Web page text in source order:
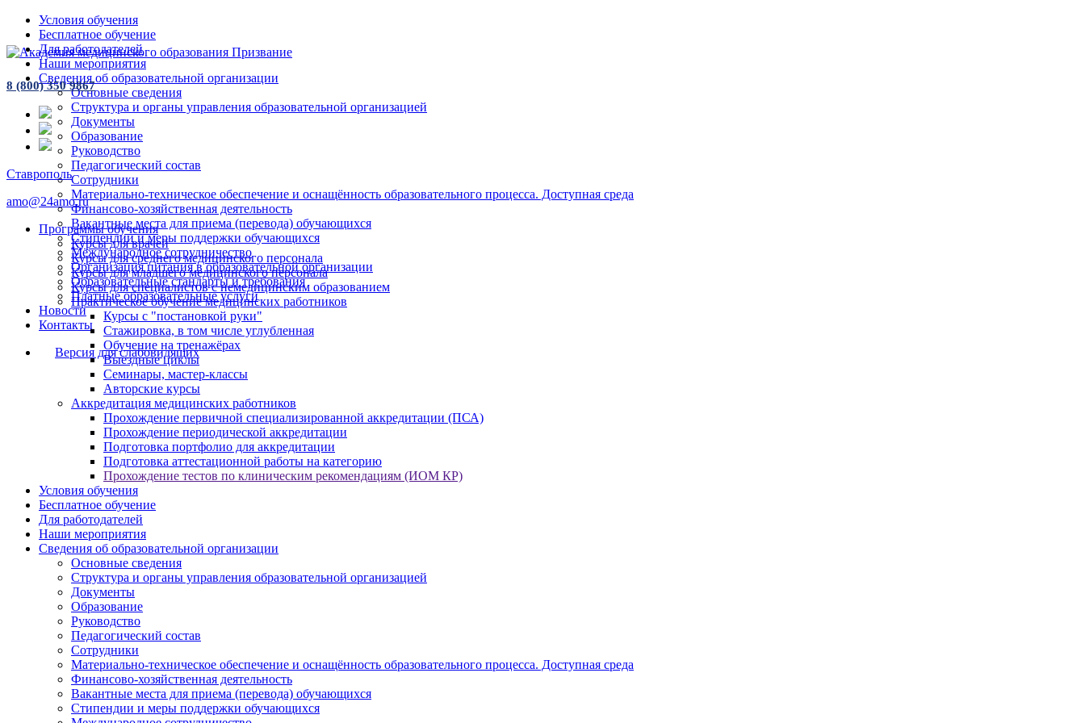
Условия обучения
Бесплатное обучение
Для работодателей
Наши мероприятия
Сведения об образовательной организации
Основные сведения
Структура и органы управления образовательной организацией
Документы
Образование
Руководство
Педагогический состав
Сотрудники
Материально-техническое обеспечение и оснащённость образовательного процесса. Доступная среда
Финансово-хозяйственная деятельность
Вакантные места для приема (перевода) обучающихся
Стипендии и меры поддержки обучающихся
Международное сотрудничество
Организация питания в образовательной организации
Образовательные стандарты и требования
Платные образовательные услуги
Новости
Контакты
Версия для слабовидящих
8 (800) 350 9867
Ставрополь
amo@24amo.ru
Программы обучения
Курсы для врачей
Курсы для среднего медицинского персонала
Курсы для младшего медицинского персонала
Курсы для специалистов с немедицинским образованием
Практическое обучение медицинских работников
Курсы с "постановкой руки"
Стажировка, в том числе углубленная
Обучение на тренажёрах
Выездные циклы
Семинары, мастер-классы
Авторские курсы
Аккредитация медицинских работников
Прохождение первичной специализированной аккредитации (ПСА)
Прохождение периодической аккредитации
Подготовка портфолио для аккредитации
Подготовка аттестационной работы на категорию
Прохождение тестов по клиническим рекомендациям (ИОМ КР)
Условия обучения
Бесплатное обучение
Для работодателей
Наши мероприятия
Сведения об образовательной организации
Основные сведения
Структура и органы управления образовательной организацией
Документы
Образование
Руководство
Педагогический состав
Сотрудники
Материально-техническое обеспечение и оснащённость образовательного процесса. Доступная среда
Финансово-хозяйственная деятельность
Вакантные места для приема (перевода) обучающихся
Стипендии и меры поддержки обучающихся